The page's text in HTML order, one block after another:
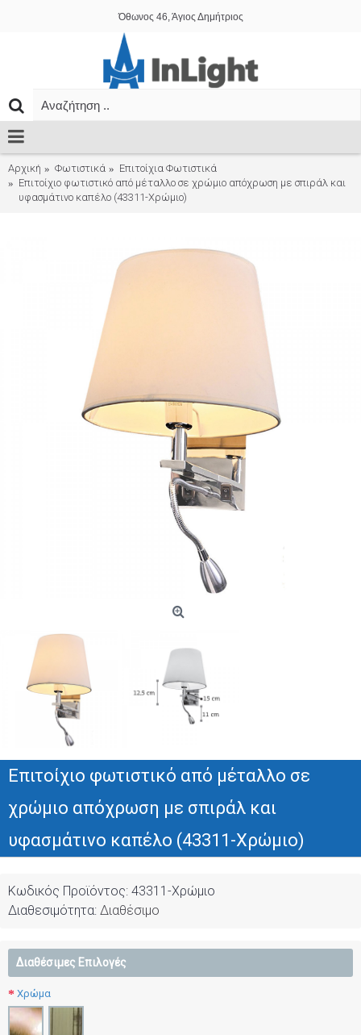
Όθωνος 46, Άγιος Δημήτριος
Αρχική Φωτιστικά
Επιτοίχια Φωτιστικά
Επιτοίχιο φωτιστικό από μέταλλο σε χρώμιο απόχρωση με σπιράλ και
υφασμάτινο καπέλο (43311-Χρώμιο)
Επιτοίχιο φωτιστικό από μέταλλο σε
χρώμιο απόχρωση με σπιράλ και
υφασμάτινο καπέλο (43311-Χρώμιο)
Κωδικός Προϊόντος: 43311-Χρώμιο
Διαθεσιμότητα: Διαθέσιμο
Διαθέσιμες Επιλογές
Χρώμα